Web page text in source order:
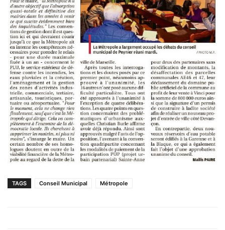
TAGS Conseil Municipal Métropole